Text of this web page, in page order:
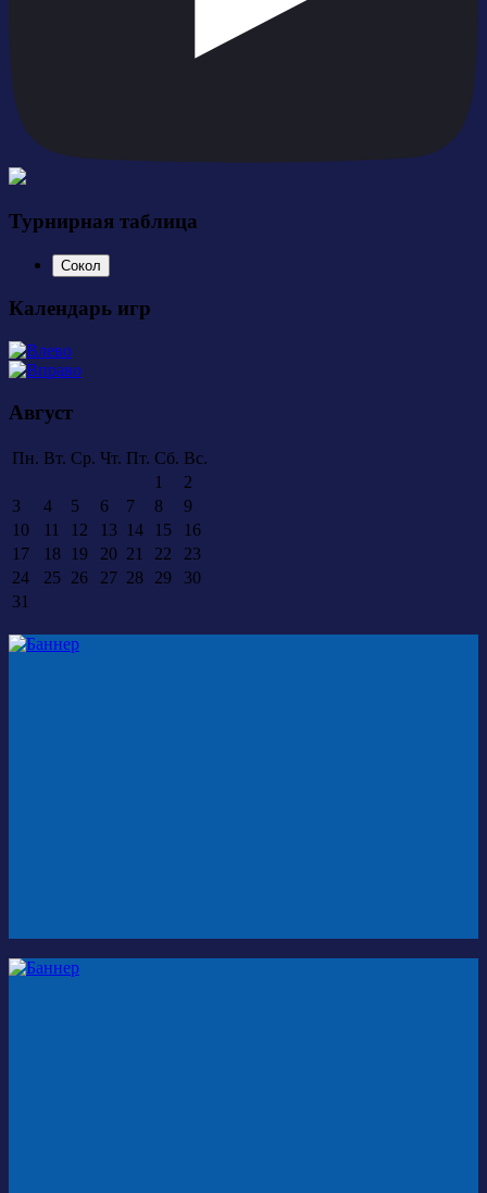
Турнирная таблица
Сокол
Календарь игр
Август
Пн. Вт. Ср. Чт. Пт. Сб. Вс.
1
2
3
4 5 6 7 8
9
10
11 12 13 14 15
16
17
18 19 20 21 22
23
24
25 26 27 28 29
30
31